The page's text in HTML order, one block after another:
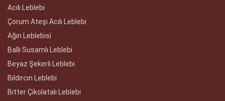
Acılı Leblebi
Çorum Ateşi Acılı Leblebi
Ağın Leblebisi
Ballı Susamlı Leblebi
Beyaz Şekerli Leblebi
Bıldırcın Leblebi
Bitter Çikolatalı Leblebi